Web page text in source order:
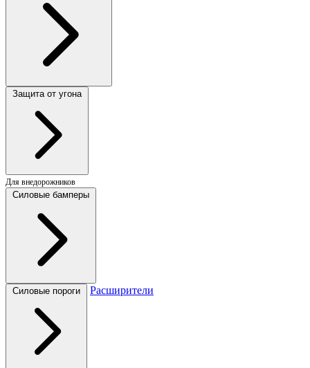
Защита от угона
Для внедорожников
Силовые бамперы
Силовые пороги Расширители